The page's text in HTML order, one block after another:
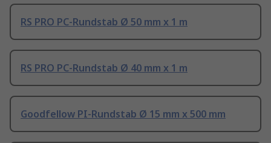
RS PRO PC-Rundstab Ø 50 mm x 1 m
RS PRO PC-Rundstab Ø 40 mm x 1 m
Goodfellow PI-Rundstab Ø 15 mm x 500 mm